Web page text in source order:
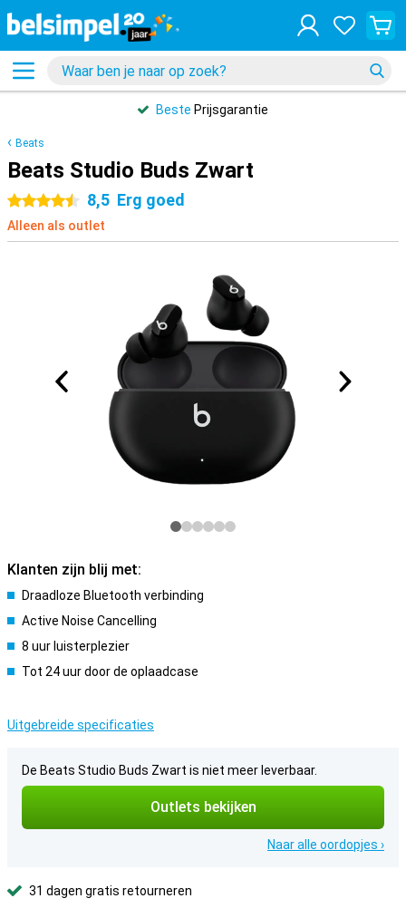
Beste Prijsgarantie
Beats
Beats Studio Buds Zwart
4.5 sterren
8,5 Erg goed
Alleen als outlet
Klanten zijn blij met:
Draadloze Bluetooth verbinding
Active Noise Cancelling
8 uur luisterplezier
Tot 24 uur door de oplaadcase
Uitgebreide specificaties
De Beats Studio Buds Zwart is niet meer leverbaar.
Outlets bekijken
Naar alle oordopjes ›
31 dagen gratis retourneren